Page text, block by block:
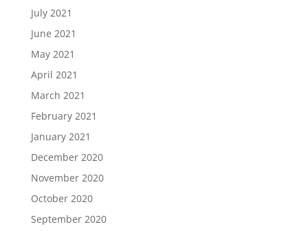
July 2021
June 2021
May 2021
April 2021
March 2021
February 2021
January 2021
December 2020
November 2020
October 2020
September 2020